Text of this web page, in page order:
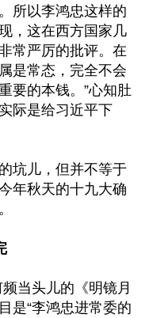
所以李鸿忠这样的
，这在西方国家几
常严厉的批评。在
是常态，完全不会
要的本钱。”心知肚
际是给习近平下
坑儿，但并不等于
年秋天的十九大确
当头儿的《明镜月
是“李鸿忠进常委的